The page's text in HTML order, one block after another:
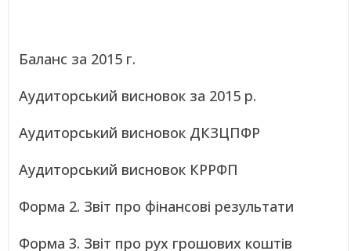
Баланс за 2015 г.
Аудиторський висновок за 2015 р.
Аудиторський висновок ДКЗЦПФР
Аудиторський висновок КРРФП
Форма 2. Звіт про фінансові результати
Форма 3. Звіт про рух грошових коштів